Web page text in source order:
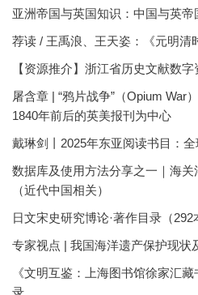
亚洲帝国与英国知识：中国与英帝
荐读 / 王禹浪、王天姿：《元明清
【资源推介】浙江省历史文献数
屠含章 | “鸦片战争”（Opium
1840年前后的英美报刊为中心
戴琳剑丨2025年东亚阅读书目：
数据库及使用方法分享之一｜海
（近代中国相关）
日文宋史研究博论·著作目录（292
专家视点 | 我国海洋遗产保护现状
《文明互鉴：上海图书馆徐家汇
录